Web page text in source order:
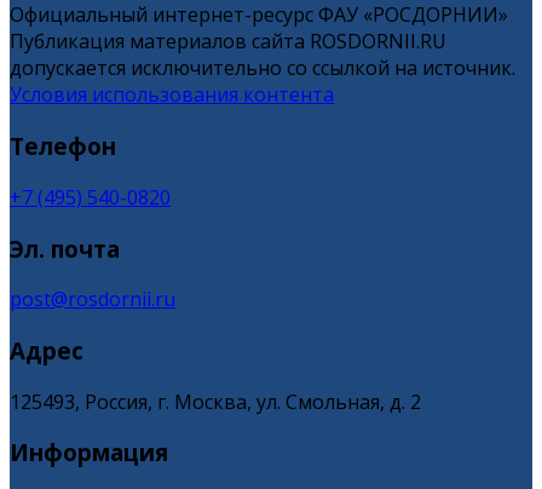
Официальный интернет-ресурс ФАУ «РОСДОРНИИ»
Публикация материалов сайта ROSDORNII.RU
допускается исключительно со ссылкой на источник.
Условия использования контента
Телефон
+7 (495) 540-0820
Эл. почта
post@rosdornii.ru
Адрес
125493, Россия, г. Москва, ул. Смольная, д. 2
Информация